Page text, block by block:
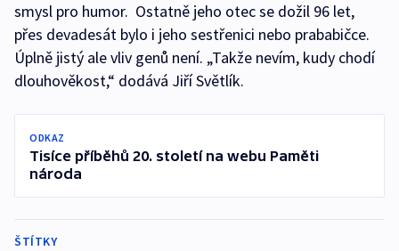
smysl pro humor. Ostatně jeho otec se dožil 96 let,
přes devadesát bylo i jeho sestřenici nebo prababičce.
Úplně jistý ale vliv genů není. „Takže nevím, kudy chodí
dlouhověkost,“ dodává Jiří Světlík.
ODKAZ
Tisíce příběhů 20. století na webu Paměti
národa
ŠTÍTKY